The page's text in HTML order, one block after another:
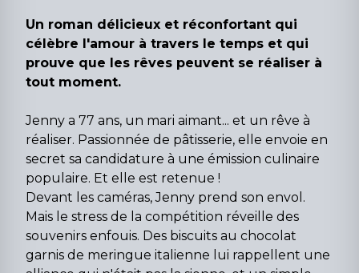
Un roman délicieux et réconfortant qui
célèbre l'amour à travers le temps et qui
prouve que les rêves peuvent se réaliser à
tout moment.
Jenny a 77 ans, un mari aimant... et un rêve à
réaliser. Passionnée de pâtisserie, elle envoie en
secret sa candidature à une émission culinaire
populaire. Et elle est retenue !
Devant les caméras, Jenny prend son envol.
Mais le stress de la compétition réveille des
souvenirs enfouis. Des biscuits au chocolat
garnis de meringue italienne lui rappellent une